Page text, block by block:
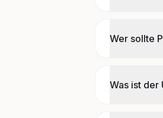
Wer sollte
Was ist der